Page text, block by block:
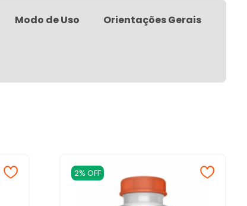
Modo de Uso Orientações Gerais
2% OFF